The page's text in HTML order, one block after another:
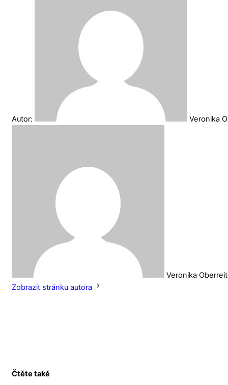
Autor: Veronika
Veronika
Zobrazit stránku autora
Čtěte také